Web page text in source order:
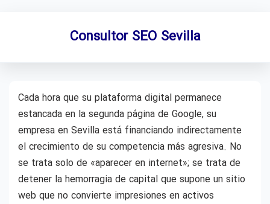
Consultor SEO Sevilla
Cada hora que su plataforma digital permanece
estancada en la segunda página de Google, su
empresa en Sevilla está financiando indirectamente
el crecimiento de su competencia más agresiva. No
se trata solo de «aparecer en internet»; se trata de
detener la hemorragia de capital que supone un sitio
web que no convierte impresiones en activos